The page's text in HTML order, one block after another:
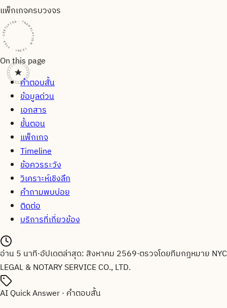
แพ็กเกจครบวงจร
CERTIFIED · TRANSLATION · LEGAL · VISA · CERTIFIED · TRANSLATION · LEGAL · VISA · CERTIFIED · TRANSLATION · LEGAL · VISA ·
On this page
คำตอบสั้น
ข้อมูลด่วน
เอกสาร
ขั้นตอน
แพ็กเกจ
Timeline
ข้อควรระวัง
วิเคราะห์เชิงลึก
คำถามพบบ่อย
ติดต่อ
บริการที่เกี่ยวข้อง
อ่าน5 นาที·อัปเดตล่าสุด: สิงหาคม 2569·ตรวจโดยทีมกฎหมาย NYC
LEGAL & NOTARY SERVICE CO., LTD.
AI Quick Answer · คำตอบสั้น